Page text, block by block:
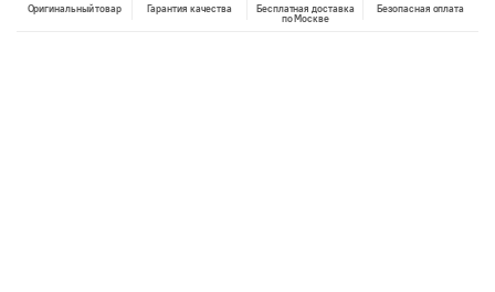
Оригинальный товар Гарантия качества
Бесплатная доставка
по Москве
Безопасная оплата